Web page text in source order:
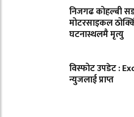
निजगढ कोहल्बी
मोटरसाइकल
घटनास्थलमै मृत्यु
विस्फोट उपडेट :
न्युजलाई प्राप्त